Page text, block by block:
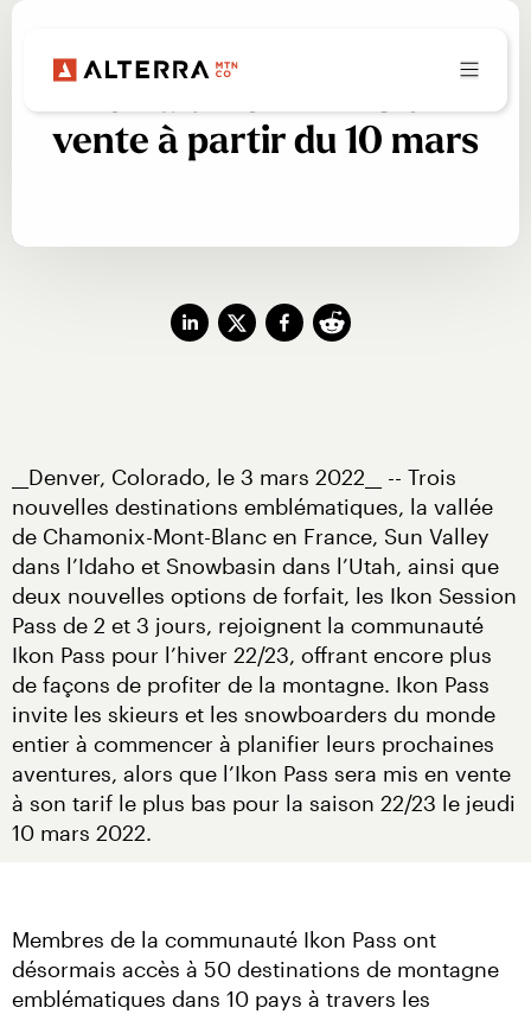
Forfait Ikon 22-23 en
vente à partir du 10 mars
__Denver, Colorado, le 3 mars 2022__ -- Trois
nouvelles destinations emblématiques, la vallée
de Chamonix-Mont-Blanc en France, Sun Valley
dans l’Idaho et Snowbasin dans l’Utah, ainsi que
deux nouvelles options de forfait, les Ikon Session
Pass de 2 et 3 jours, rejoignent la communauté
Ikon Pass pour l’hiver 22/23, offrant encore plus
de façons de profiter de la montagne. Ikon Pass
invite les skieurs et les snowboarders du monde
entier à commencer à planifier leurs prochaines
aventures, alors que l’Ikon Pass sera mis en vente
à son tarif le plus bas pour la saison 22/23 le jeudi
10 mars 2022.
Membres de la communauté Ikon Pass ont
désormais accès à 50 destinations de montagne
emblématiques dans 10 pays à travers les